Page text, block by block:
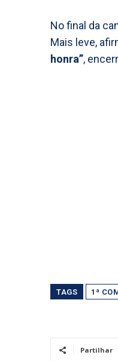
No final da
Mais leve,
honra”,
TAGS 1ª
Partilhar